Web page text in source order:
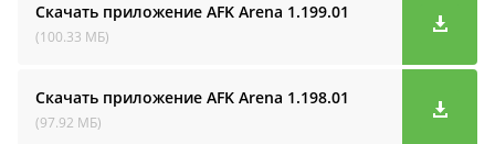
Скачать приложение AFK Arena 1.199.01
(100.33 МБ)
Скачать приложение AFK Arena 1.198.01
(97.92 МБ)